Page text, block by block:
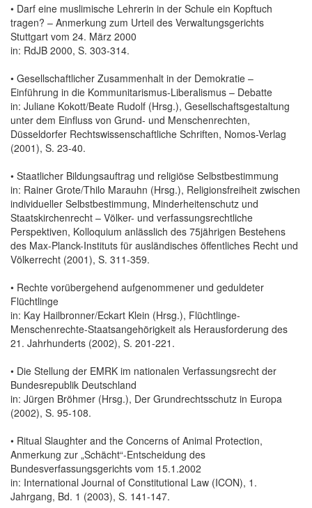
• Darf eine muslimische Lehrerin in der Schule ein Kopftuch
tragen? – Anmerkung zum Urteil des Verwaltungsgerichts
Stuttgart vom 24. März 2000
in: RdJB 2000, S. 303-314.
• Gesellschaftlicher Zusammenhalt in der Demokratie –
Einführung in die Kommunitarismus-Liberalismus – Debatte
in: Juliane Kokott/Beate Rudolf (Hrsg.), Gesellschaftsgestaltung
unter dem Einfluss von Grund- und Menschenrechten,
Düsseldorfer Rechtswissenschaftliche Schriften, Nomos-Verlag
(2001), S. 23-40.
• Staatlicher Bildungsauftrag und religiöse Selbstbestimmung
in: Rainer Grote/Thilo Marauhn (Hrsg.), Religionsfreiheit zwischen
individueller Selbstbestimmung, Minderheitenschutz und
Staatskirchenrecht – Völker- und verfassungsrechtliche
Perspektiven, Kolloquium anlässlich des 75jährigen Bestehens
des Max-Planck-Instituts für ausländisches öffentliches Recht und
Völkerrecht (2001), S. 311-359.
• Rechte vorübergehend aufgenommener und geduldeter
Flüchtlinge
in: Kay Hailbronner/Eckart Klein (Hrsg.), Flüchtlinge-
Menschenrechte-Staatsangehörigkeit als Herausforderung des
21. Jahrhunderts (2002), S. 201-221.
• Die Stellung der EMRK im nationalen Verfassungsrecht der
Bundesrepublik Deutschland
in: Jürgen Bröhmer (Hrsg.), Der Grundrechtsschutz in Europa
(2002), S. 95-108.
• Ritual Slaughter and the Concerns of Animal Protection,
Anmerkung zur „Schächt“-Entscheidung des
Bundesverfassungsgerichts vom 15.1.2002
in: International Journal of Constitutional Law (ICON), 1.
Jahrgang, Bd. 1 (2003), S. 141-147.